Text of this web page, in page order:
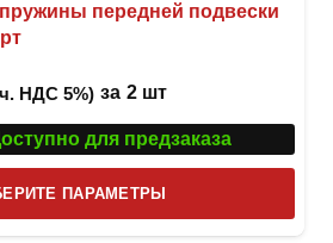
передней подвески
НДС 5%) за 2 шт
для предзаказа
ПАРАМЕТРЫ
товар